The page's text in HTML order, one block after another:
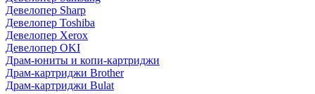
Девелопер Sharp
Девелопер Toshiba
Девелопер Xerox
Девелопер OKI
Драм-юниты и копи-картриджи
Драм-картриджи Brother
Драм-картриджи Bulat